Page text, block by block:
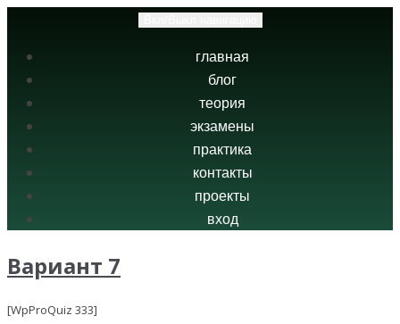
главная
блог
теория
экзамены
практика
контакты
проекты
вход
Вариант 7
[WpProQuiz 333]